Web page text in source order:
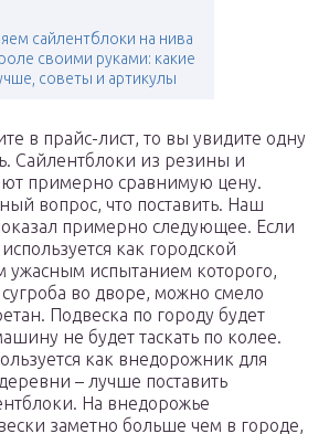
сайлентблоки на нива
своими руками: какие
советы и артикулы
в прайс-лист, то вы увидите одну
Сайлентблоки из резины и
примерно сравнимую цену.
вопрос, что поставить. Наш
примерно следующее. Если
используется как городской
ужасным испытанием которого,
сугроба во дворе, можно смело
Подвеска по городу будет
не будет таскать по колее.
как внедорожник для
– лучше поставить
На внедорожье
заметно больше чем в городе,